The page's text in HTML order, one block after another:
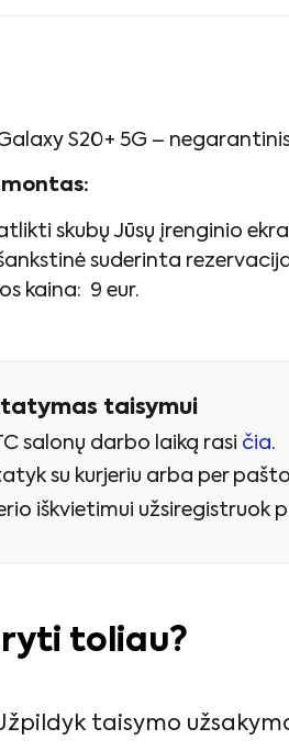
S20+ 5G –
skubų Jūsų įrenginio
suderinta
kaina: 9 eur.
taisymui
salonų darbo laiką rasi čia.
su kurjeriu arba per
iškvietimui užsiregistruok
toliau?
taisymo